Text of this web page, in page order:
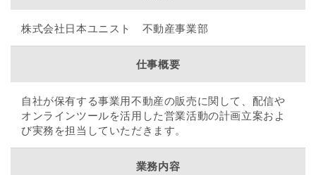
株式会社日本ユニスト 不動産事業部
仕事概要
自社が保有する事業用不動産の販売に関して、配信や
オンラインツールを活用した営業活動の計画立案およ
び実務を担当していただきます。
業務内容